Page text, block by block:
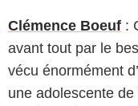
Clémence Boeuf :
avant tout par le
vécu énormément
une adolescente